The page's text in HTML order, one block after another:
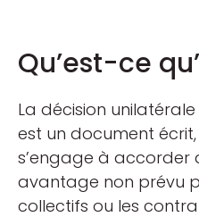
Qu’est-ce
La décision unilatérale
est un document
s’engage à accorder
avantage non prévu
collectifs ou les